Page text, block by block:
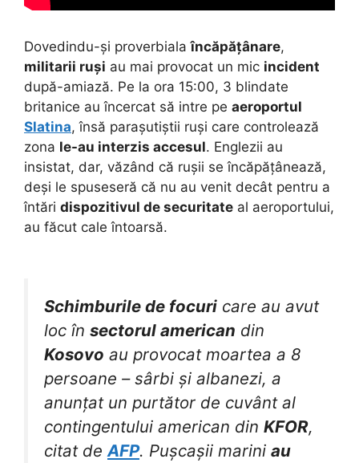
Dovedindu-și proverbialaîncăpățânare,
militarii ruși au mai provocat un mic incident
după-amiază. Pe la ora 15:00, 3 blindate
britanice au încercat să intre pe aeroportul
Slatina, însă parașutiștii ruși care controlează
zona le-au interzis accesul. Englezii au
insistat, dar, văzând că rușii se încăpățânează,
deși le spuseseră că nu au venit decât pentru a
întări dispozitivul de securitate al aeroportului,
au făcut cale întoarsă.
Schimburile de focuri care au avut
loc în sectorul american din
Kosovo au provocat moartea a 8
persoane – sârbi și albanezi, a
anunțat un purtător de cuvânt al
contingentului american din KFOR,
citat de AFP. Pușcașii marini au